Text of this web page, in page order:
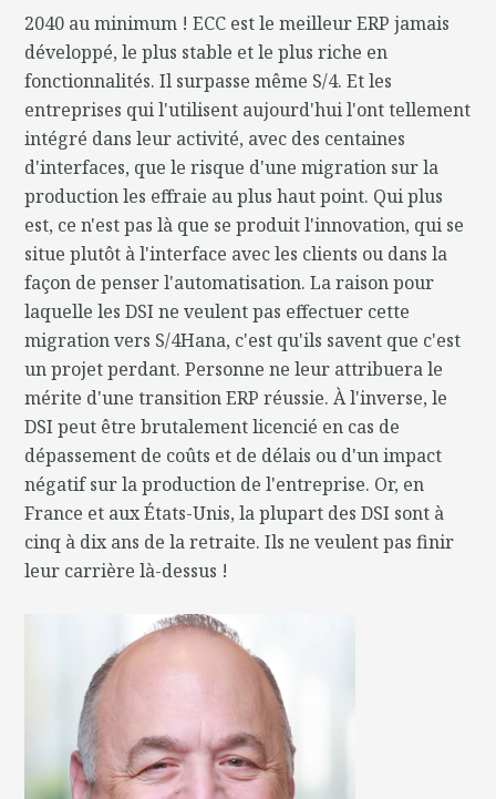
2040 au minimum ! ECC est le meilleur ERP jamais
développé, le plus stable et le plus riche en
fonctionnalités. Il surpasse même S/4. Et les
entreprises qui l'utilisent aujourd'hui l'ont tellement
intégré dans leur activité, avec des centaines
d'interfaces, que le risque d'une migration sur la
production les effraie au plus haut point. Qui plus
est, ce n'est pas là que se produit l'innovation, qui se
situe plutôt à l'interface avec les clients ou dans la
façon de penser l'automatisation. La raison pour
laquelle les DSI ne veulent pas effectuer cette
migration vers S/4Hana, c'est qu'ils savent que c'est
un projet perdant. Personne ne leur attribuera le
mérite d'une transition ERP réussie. À l'inverse, le
DSI peut être brutalement licencié en cas de
dépassement de coûts et de délais ou d'un impact
négatif sur la production de l'entreprise. Or, en
France et aux États-Unis, la plupart des DSI sont à
cinq à dix ans de la retraite. Ils ne veulent pas finir
leur carrière là-dessus !